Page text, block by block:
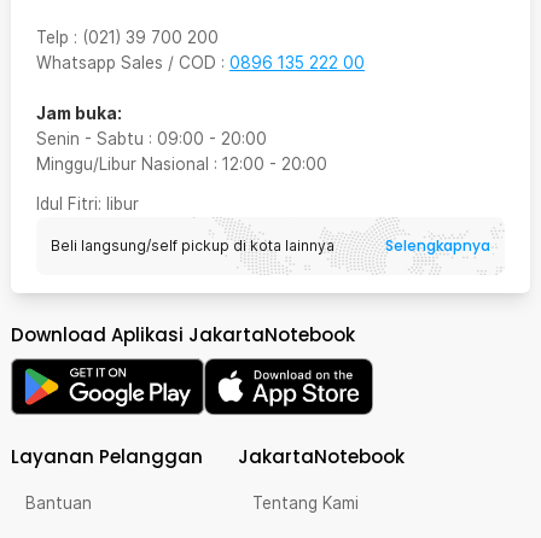
Telp : (021) 39 700 200
Whatsapp Sales / COD : 0896 135 222 00
Jam buka:
Senin - Sabtu : 09:00 - 20:00
Minggu/Libur Nasional : 12:00 - 20:00
Idul Fitri: libur
Beli langsung/self pickup di kota lainnya Selengkapnya
Download Aplikasi JakartaNotebook
Layanan Pelanggan
Bantuan
JakartaNotebook
Tentang Kami